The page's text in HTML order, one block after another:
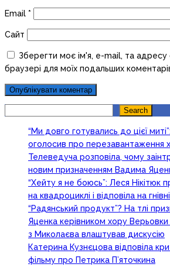
Email *
Сайт
Зберегти моє ім'я, e-mail, та
браузері для моїх подальших
Search
“Ми довго готувались до цієї
оголосив про перезавантаження
Телеведуча розповіла, чому
новим призначенням Вадима
“Хейту я не боюсь”: Леся Нікітюк
на квадроциклі і відповіла на
“Радянський продукт”? На тлі
Яценка керівником хору
з Миколаєва влаштував дискусію
Катерина Кузнєцова відповіла
фільму про Петрика П’яточкина